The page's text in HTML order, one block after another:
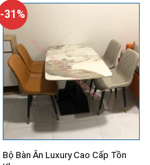
-31%
Bộ Bàn Ăn Luxury Cao Cấp Tồn